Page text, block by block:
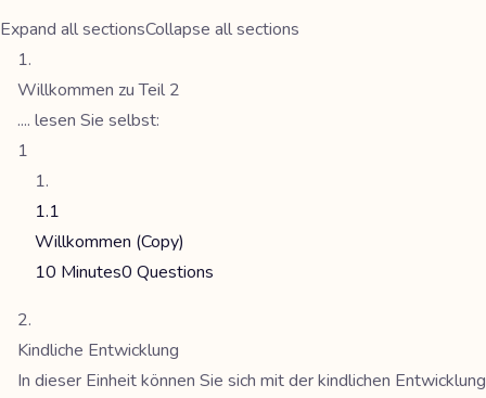
Expand all sectionsCollapse all sections
Willkommen zu Teil 2
.... lesen Sie selbst:
1
1.1
Willkommen (Copy)
10 Minutes0 Questions
Kindliche Entwicklung
In dieser Einheit können Sie sich mit der kindlichen Entwicklung